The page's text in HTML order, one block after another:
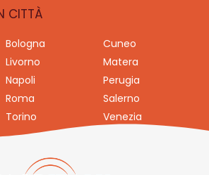
CITTÀ
Bologna
Cuneo
Livorno
Matera
Napoli
Perugia
Roma
Salerno
Torino Venezia